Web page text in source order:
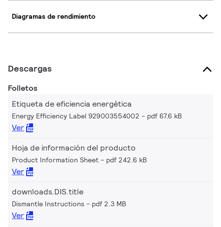
Diagramas de rendimiento
Descargas
Folletos
Etiqueta de eficiencia energética
Energy Efficiency Label 929003554002 pdf 67.6 kB
Ver
Hoja de información del producto
Product Information Sheet pdf 242.6 kB
Ver
downloads.DIS.title
Dismantle Instructions pdf 2.3 MB
Ver